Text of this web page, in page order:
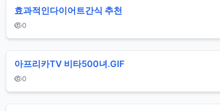
효과적인 다이어트간식 추천
0
아프리카TV 비타500녀.GIF
0